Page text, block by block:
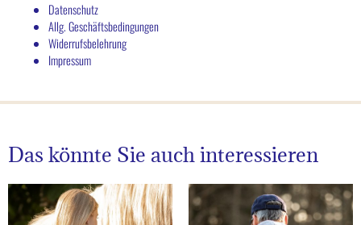
Datenschutz
Allg. Geschäftsbedingungen
Widerrufsbelehrung
Impressum
Das könnte Sie auch interessieren